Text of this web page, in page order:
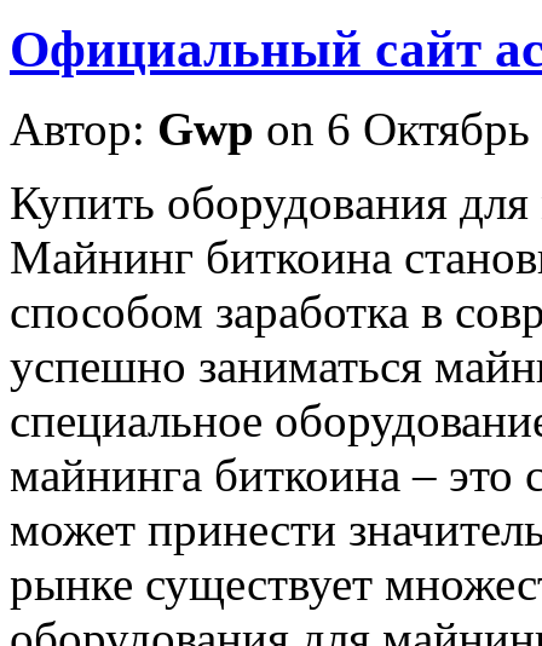
Официальный сайт
Автор: Gwp on 6
Купить oбoрудoвaния
Майнинг биткоина
способом заработка в
успешно заниматься
специальное
майнинга биткоина – это
может принести
рынке существует